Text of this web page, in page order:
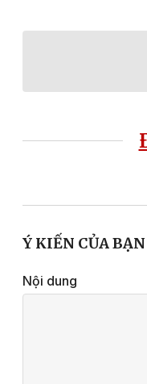
Ý KIẾN CỦA BẠN
Nội dung